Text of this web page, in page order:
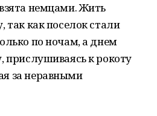
немцами. Жить
так как поселок стали
по ночам, а днем
прислушиваясь к рокоту
за неравными